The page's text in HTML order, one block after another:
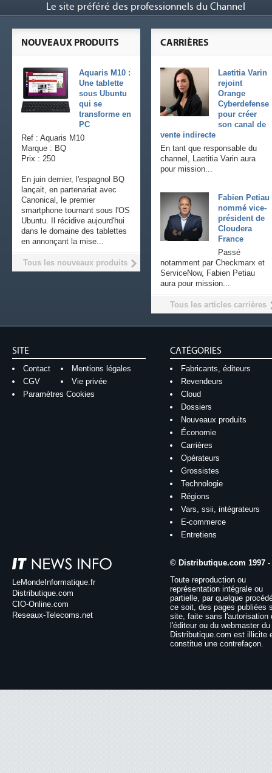
Le site préféré des professionnels du Channel
CARRIÈRES
Laetitia Varin
rejoint
Orange
Cyberdefense
pour créer
son canal de
vente indirecte
En tant que responsable du
channel, Laetitia Varin aura
pour mission...
Fabien Petiau
nommé vice-
président de
Cloudera
France
Passé
notamment par Checkmarx et
ServiceNow, Fabien Petiau
aura pour mission...
Tous les articles carrières
NOUVEAUX PRODUITS
Aquaris M10 :
Une tablette
sous Ubuntu
qui se
transforme en
PC
Ref : Aquaris M10
Marque : BQ
Prix : 250
En juin dernier, l'espagnol BQ
lançait, en partenariat avec
Canonical, le premier
smartphone tournant sous l'OS
Ubuntu. Il récidive aujourd'hui
dans le domaine des tablettes
en annonçant la mise...
Tous les nouveaux produits
SITE
Contact
Mentions légales
CGV
Vie privée
Paramètres Cookies
CATÉGORIES
Fabricants, éditeurs
Revendeurs
Cloud
Dossiers
Nouveaux produits
Économie
Carrières
Opérateurs
Grossistes
Technologie
Régions
Vars, ssii, intégrateurs
E-commerce
Entretiens
LeMondeInformatique.fr
Distributique.com
CIO-Online.com
Reseaux-Telecoms.net
© Distributique.com 1997 -
Toute reproduction ou
représentation intégrale ou
partielle, par quelque
ce soit, des pages publiées
site, faite sans l'autorisation
l'éditeur ou du webmaster
Distributique.com est illicite
constitue une contrefaçon.